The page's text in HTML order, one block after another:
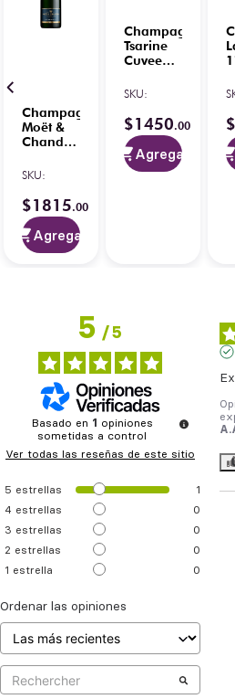
Champagne
Moët &
Chandon
Impérial
SKU:
$1815.00
Agregar
Champagne
Tsarine
Cuvee
Brut
C/Base
Luminosa
SKU:
$1450.00
Agregar
$
5/5
Basado en 1
opiniones
sometidas a control
Ver todas las reseñas de este sitio
5 estrellas
1
4 estrellas
0
3 estrellas
0
2 estrellas
0
1 estrella 0
Ordenar las opiniones